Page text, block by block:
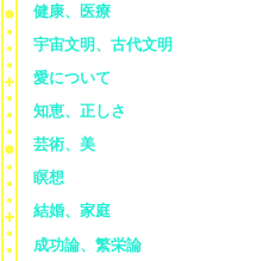
健康、医療
宇宙文明、古代文明
愛について
知恵、正しさ
芸術、美
瞑想
結婚、家庭
成功論、繁栄論